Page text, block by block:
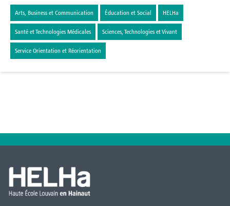
Arts, Business et Communication Éducation et Social HELHa
Santé et Technologies Médicales Sciences, Technologies et Vivant
Service Orientation et Réorientation